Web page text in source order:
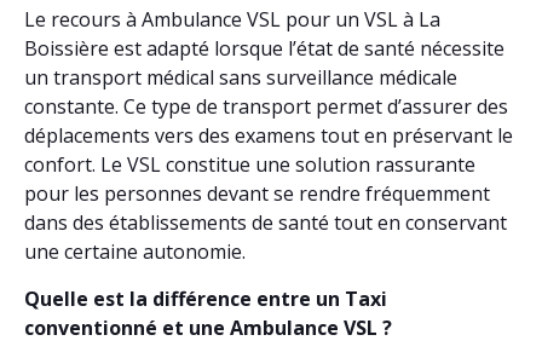
Le recours à Ambulance VSL pour un VSL à La
Boissière est adapté lorsque l’état de santé nécessite
un transport médical sans surveillance médicale
constante. Ce type de transport permet d’assurer des
déplacements vers des examens tout en préservant le
confort. Le VSL constitue une solution rassurante
pour les personnes devant se rendre fréquemment
dans des établissements de santé tout en conservant
une certaine autonomie.
Quelle est la différence entre un Taxi
conventionné et une Ambulance VSL ?